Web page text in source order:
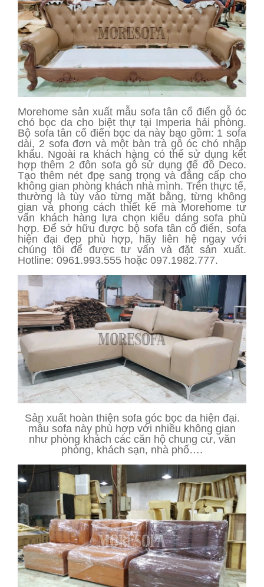
Morehome sản xuất mẫu sofa tân cổ điển gỗ óc
chó bọc da cho biệt thự tại Imperia hải phòng.
Bộ sofa tân cổ điển bọc da này bao gồm: 1 sofa
dài, 2 sofa đơn và một bàn trà gỗ óc chó nhập
khẩu. Ngoài ra khách hàng có thể sử dụng kết
hợp thêm 2 đôn sofa gỗ sử dụng để đồ Deco.
Tạo thêm nét đpẹ sang trọng và đẳng cấp cho
không gian phòng khách nhà mình. Trên thực tế,
thường là tùy vào từng mặt bằng, từng không
gian và phong cách thiết kế mà Morehome tư
vấn khách hàng lựa chọn kiểu dáng sofa phù
hợp. Để sở hữu được bộ sofa tân cổ điển, sofa
hiện đại đẹp phù hợp, hãy liên hệ ngay với
chúng tôi để được tư vấn và đặt sản xuất.
Hotline: 0961.993.555 hoặc 097.1982.777.
Sản xuất hoàn thiện sofa góc bọc da hiện đại.
mẫu sofa này phù hợp với nhiều không gian
như phòng khách các căn hộ chung cư, văn
phòng, khách sạn, nhà phố….